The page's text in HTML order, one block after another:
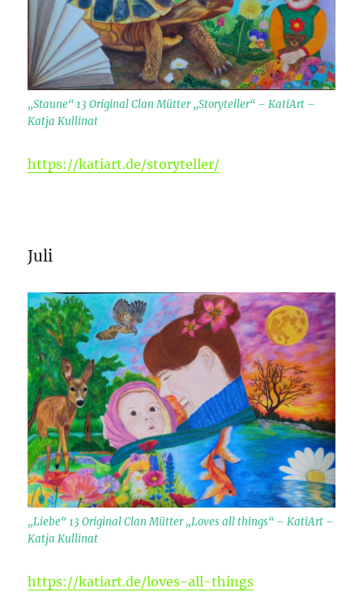
„Staune“ 13 Original Clan Mütter „Storyteller“ – KatiArt –
Katja Kullinat
https://katiart.de/storyteller/
Juli
„Liebe“ 13 Original Clan Mütter „Loves all things“ – KatiArt –
Katja Kullinat
https://katiart.de/loves-all-things